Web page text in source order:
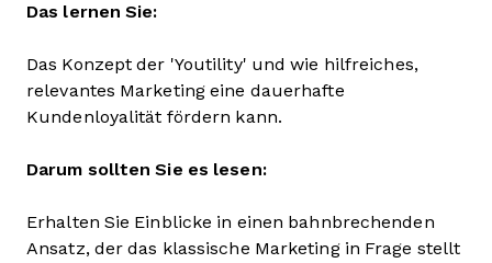
Das lernen Sie:
Das Konzept der 'Youtility' und wie hilfreiches,
relevantes Marketing eine dauerhafte
Kundenloyalität fördern kann.
Darum sollten Sie es lesen:
Erhalten Sie Einblicke in einen bahnbrechenden
Ansatz, der das klassische Marketing in Frage stellt